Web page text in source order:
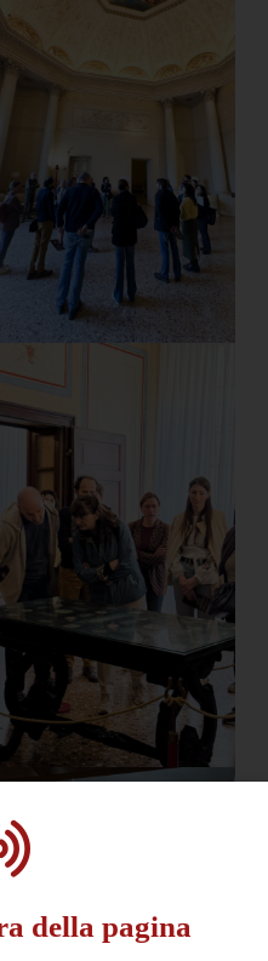
della pagina